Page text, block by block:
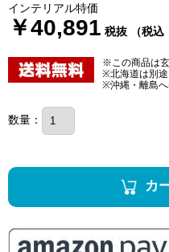
インテリアル特価
￥40,891 税抜 （税込
※この商品は
※北海道は別
※沖縄・離島
数量：
カ